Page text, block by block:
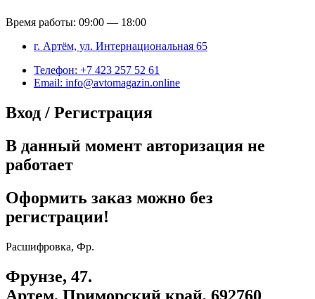
Время работы: 09:00 — 18:00
г. Артём, ул. Интернациональная 65
Телефон: +7 423 257 52 61
Email: info@avtomagazin.online
Вход / Регистрация
В данный момент авторизация не
работает
Оформить заказ можно без
регистрации!
Расшифровка, Фр.
Фрунзе, 47.